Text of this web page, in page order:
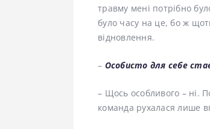
травму мені потрібно
було часу на це, бо ж
відновлення.
– Особисто для себе
– Щось особливого – ні.
команда рухалася лише